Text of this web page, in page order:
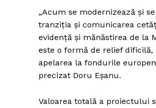
„Acum se modernizează și
tranziția și comunicarea
evidență și mănăstirea de la
este o formă de relief dificilă,
apelarea la fondurile
precizat Doru Eșanu.
Valoarea totală a proiectului